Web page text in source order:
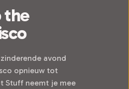
the
avond
opnieuw tot
Stuff neemt je mee